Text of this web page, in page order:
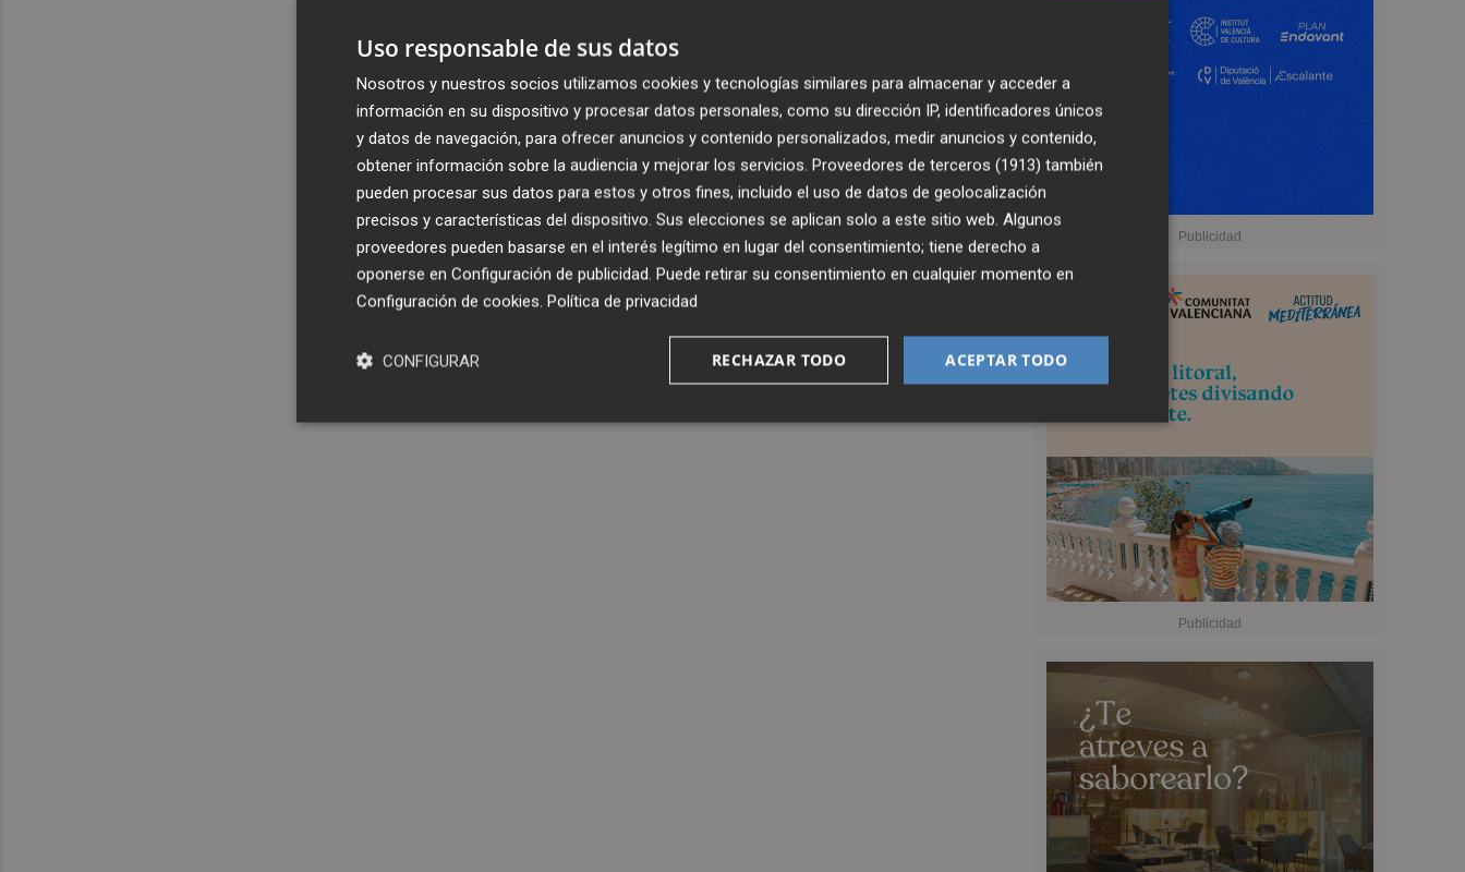
Uso responsable de sus datos
Nosotros y nuestros socios utilizamos cookies y tecnologías similares para almacenar y acceder a
información en su dispositivo y procesar datos personales, como su dirección IP, identificadores únicos
y datos de navegación, para ofrecer anuncios y contenido personalizados, medir anuncios y contenido,
obtener información sobre la audiencia y mejorar los servicios. Proveedores de terceros (1913) también
pueden procesar sus datos para estos y otros fines, incluido el uso de datos de geolocalización
precisos y características del dispositivo. Sus elecciones se aplican solo a este sitio web. Algunos
proveedores pueden basarse en el interés legítimo en lugar del consentimiento; tiene derecho a
oponerse en Configuración de publicidad. Puede retirar su consentimiento en cualquier momento en
Configuración de cookies. Política de privacidad
ACEPTAR TODO
RECHAZAR TODO
CONFIGURAR